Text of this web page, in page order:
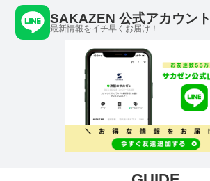
SAKAZEN 公式アカウント
最新情報をイチ早くお届け！